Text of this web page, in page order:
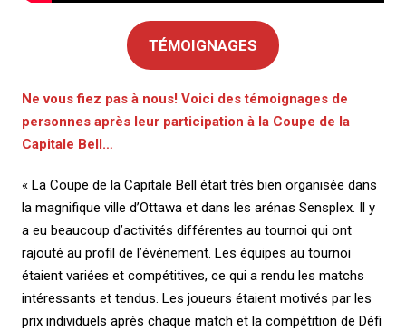
TÉMOIGNAGES
Ne vous fiez pas à nous! Voici des témoignages de
personnes après leur participation à la Coupe de la
Capitale Bell…
« La Coupe de la Capitale Bell était très bien organisée dans
la magnifique ville d’Ottawa et dans les arénas Sensplex. Il y
a eu beaucoup d’activités différentes au tournoi qui ont
rajouté au profil de l’événement. Les équipes au tournoi
étaient variées et compétitives, ce qui a rendu les matchs
intéressants et tendus. Les joueurs étaient motivés par les
prix individuels après chaque match et la compétition de Défi